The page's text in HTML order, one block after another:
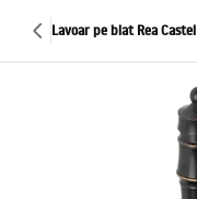
Lavoar pe blat Rea Castel